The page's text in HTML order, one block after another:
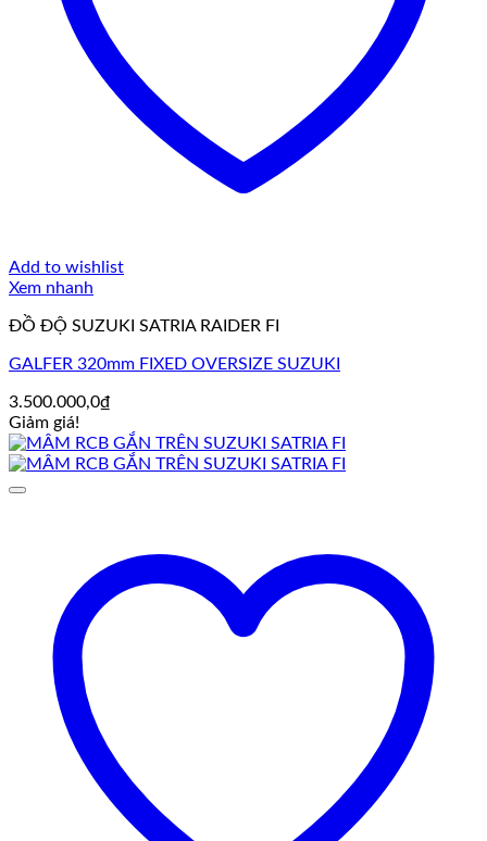
Add to wishlist
Xem nhanh
ĐỒ ĐỘ SUZUKI SATRIA RAIDER FI
GALFER 320mm FIXED OVERSIZE SUZUKI
3.500.000,0₫
Giảm giá!